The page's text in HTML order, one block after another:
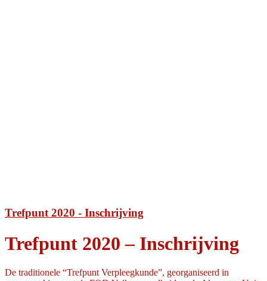
Trefpunt 2020 - Inschrijving
Trefpunt 2020 – Inschrijving
De traditionele “Trefpunt Verpleegkunde”, georganiseerd in